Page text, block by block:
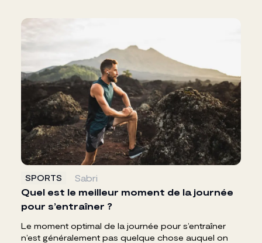
SPORTS
Sabri
Quel est le meilleur moment de la journée
pour s’entraîner ?
Le moment optimal de la journée pour s’entraîner
n’est généralement pas quelque chose auquel on